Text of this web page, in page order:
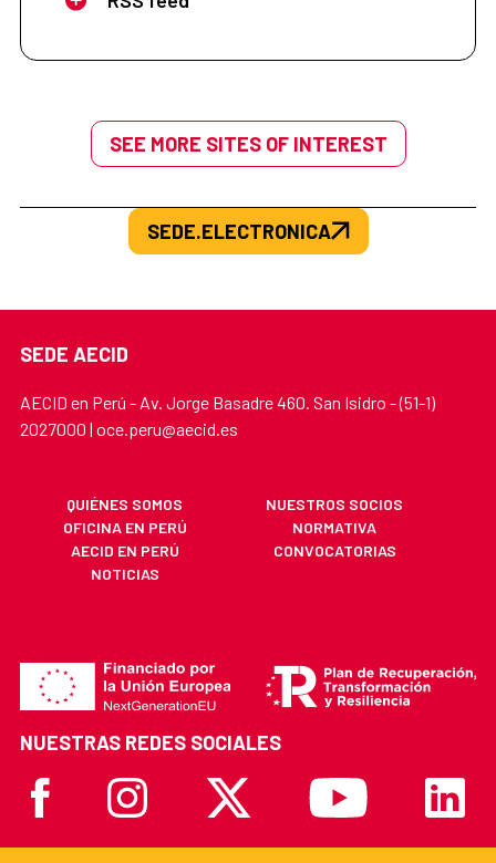
SEE MORE SITES OF INTEREST
SEDE.ELECTRONICA
SEDE AECID
AECID en Perú - Av. Jorge Basadre 460. San Isidro - (51-1)
2027000 | oce.peru@aecid.es
QUIÉNES SOMOS
NUESTROS SOCIOS
OFICINA EN PERÚ
NORMATIVA
AECID EN PERÚ
CONVOCATORIAS
NOTICIAS
NUESTRAS REDES SOCIALES
FacebookInstagram X Youtube Linkedin